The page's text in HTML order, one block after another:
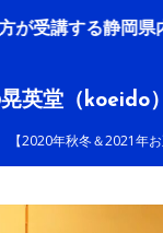
内ナンバーワンの
英堂（koeido）
【2020年秋冬＆2021年